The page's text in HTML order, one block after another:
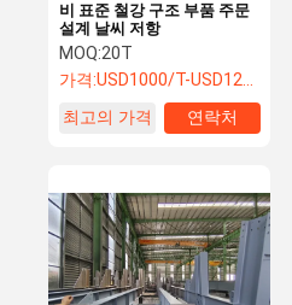
비 표준 철강 구조 부품 주문
설계 날씨 저항
MOQ:20T
가격:USD1000/T-USD1200/T
최고의 가격
연락처